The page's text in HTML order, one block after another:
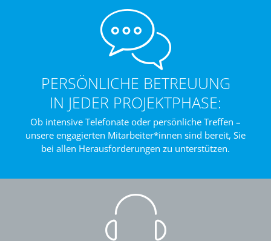
PERSÖNLICHE BETREUUNG
IN JEDER PROJEKTPHASE:
Ob intensive Telefonate oder persönliche Treffen –
unsere engagierten Mitarbeiter*innen sind bereit, Sie
bei allen Herausforderungen zu unterstützen.